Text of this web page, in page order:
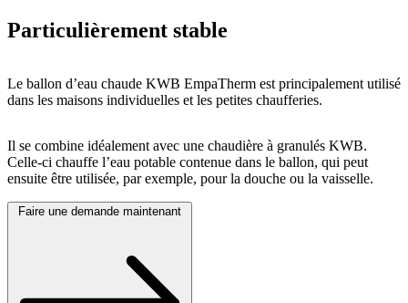
Particulièrement stable
Le ballon d’eau chaude KWB EmpaTherm est principalement utilisé
dans les maisons individuelles et les petites chaufferies.
Il se combine idéalement avec une chaudière à granulés KWB.
Celle-ci chauffe l’eau potable contenue dans le ballon, qui peut
ensuite être utilisée, par exemple, pour la douche ou la vaisselle.
Faire une demande maintenant